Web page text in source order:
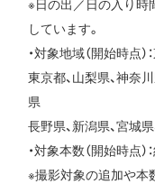
※日の出／日の入り時
しています。
・対象地域（開始時点
東京都、山梨県、神奈
県
長野県、新潟県、宮城
・対象本数（開始時点
※撮影対象の追加や本